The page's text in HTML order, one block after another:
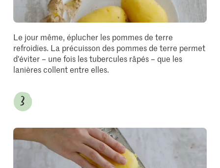
Le jour même, éplucher les pommes de terre
refroidies. La précuisson des pommes de terre permet
d'éviter – une fois les tubercules râpés – que les
lanières collent entre elles.